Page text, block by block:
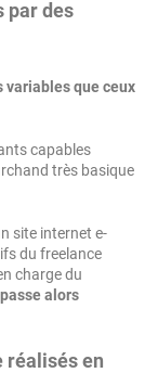
par des
variables que ceux
capables
très basique
site internet e-
du freelance
charge du
alors
réalisés en